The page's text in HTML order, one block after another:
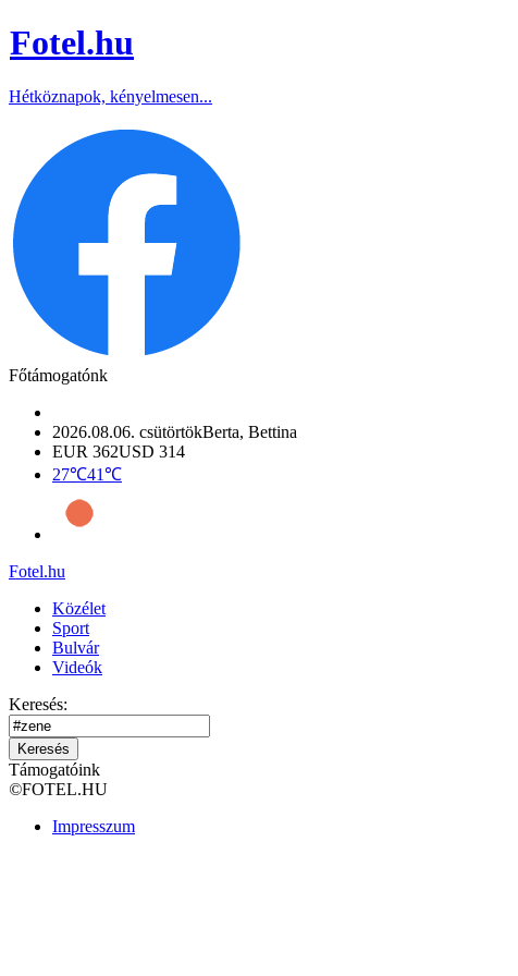
Fotel.hu
Hétköznapok, kényelmesen...
Főtámogatónk
2026.08.06. csütörtökBerta, Bettina
EUR 362USD 314
27℃41℃
Fotel.hu
Közélet
Sport
Bulvár
Videók
Keresés:
Keresés
Támogatóink
©FOTEL.HU
Impresszum